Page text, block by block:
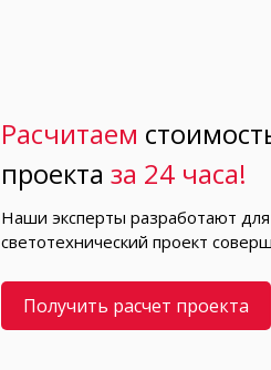
Расчитаем
проектаза 24 часа!
Наши эксперты разработают
светотехнический проект
Получить расчет проекта